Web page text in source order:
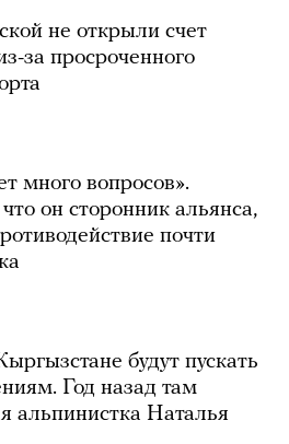
не открыли счет
за просроченного
много вопросов».
он сторонник альянса,
почти
будут пускать
Год назад там
альпинистка Наталья